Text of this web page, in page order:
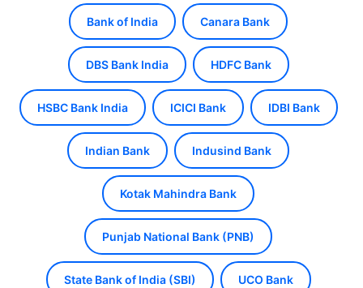
Bank of India Canara Bank
DBS Bank India HDFC Bank
HSBC Bank India ICICI Bank IDBI Bank
Indian Bank Indusind Bank
Kotak Mahindra Bank
Punjab National Bank (PNB)
State Bank of India (SBI) UCO Bank